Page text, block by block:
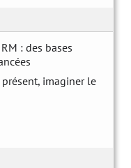
: des bases
imaginer le